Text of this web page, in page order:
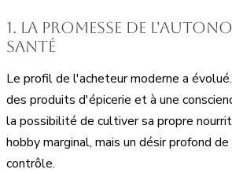
1. La promesse de
santé
Le profil de l'acheteur moderne a
des produits d'épicerie et à une
la possibilité de cultiver sa propre
hobby marginal, mais un désir profond
contrôle.